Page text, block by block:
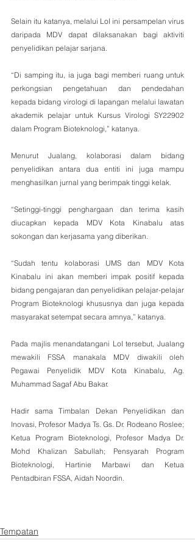
Selain itu katanya, melalui LoI ini persampelan virus
daripada MDV dapat dilaksanakan bagi aktiviti
penyelidikan pelajar sarjana.
“Di samping itu, ia juga bagi memberi ruang untuk
perkongsian pengetahuan dan pendedahan
kepada bidang virologi di lapangan melalui lawatan
akademik pelajar untuk Kursus Virologi SY22902
dalam Program Bioteknologi,” katanya.
Menurut Jualang, kolaborasi dalam bidang
penyelidikan antara dua entiti ini juga mampu
menghasilkan jurnal yang berimpak tinggi kelak.
“Setinggi-tinggi penghargaan dan terima kasih
diucapkan kepada MDV Kota Kinabalu atas
sokongan dan kerjasama yang diberikan.
“Sudah tentu kolaborasi UMS dan MDV Kota
Kinabalu ini akan memberi impak positif kepada
bidang pengajaran dan penyelidikan pelajar-pelajar
Program Bioteknologi khususnya dan juga kepada
masyarakat setempat secara amnya,” katanya.
Pada majlis menandatangani LoI tersebut, Jualang
mewakili FSSA manakala MDV diwakili oleh
Pegawai Penyelidik MDV Kota Kinabalu, Ag.
Muhammad Sagaf Abu Bakar.
Hadir sama Timbalan Dekan Penyelidikan dan
Inovasi, Profesor Madya Ts. Gs. Dr. Rodeano Roslee;
Ketua Program Bioteknologi, Profesor Madya Dr.
Mohd Khalizan Sabullah; Pensyarah Program
Bioteknologi, Hartinie Marbawi dan Ketua
Pentadbiran FSSA, Aidah Noordin.
Tempatan